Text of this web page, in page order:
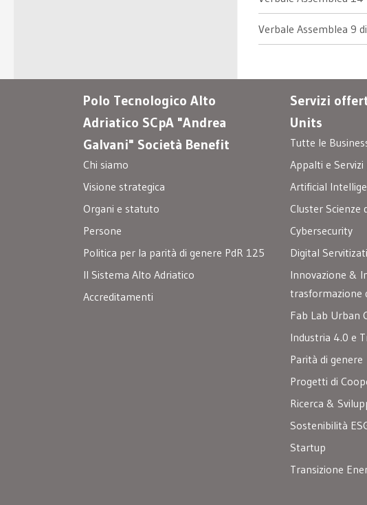
Verbale Assemblea 9
Polo Tecnologico Alto
Adriatico SCpA "Andrea
Galvani" Società Benefit
Chi siamo
Visione strategica
Organi e statuto
Persone
Politica per la parità di genere PdR 125
Il Sistema Alto Adriatico
Accreditamenti
Servizi
Units
Tutte le
Appalti e Servizi
Artificial
Cluster Scienze
Cybersecurity
Digital
Innovazione &
trasformazione
Fab Lab Urban
Industria 4.0 e
Parità di genere
Progetti di
Ricerca &
Sostenibilità
Startup
Transizione